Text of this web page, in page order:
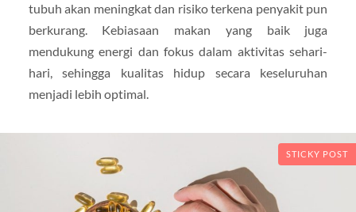
tubuh akan meningkat dan risiko terkena penyakit pun
berkurang. Kebiasaan makan yang baik juga
mendukung energi dan fokus dalam aktivitas sehari-
hari, sehingga kualitas hidup secara keseluruhan
menjadi lebih optimal.
STICKY POST